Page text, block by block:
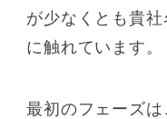
が少なくとも貴
に触れています。
最初のフェーズは